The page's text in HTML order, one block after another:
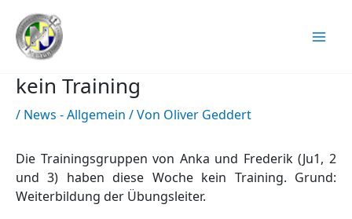
Inhalt
springen
kein Training
/ News - Allgemein / Von Oliver Geddert
Die Trainingsgruppen von Anka und Frederik (Ju1, 2
und 3) haben diese Woche kein Training. Grund:
Weiterbildung der Übungsleiter.